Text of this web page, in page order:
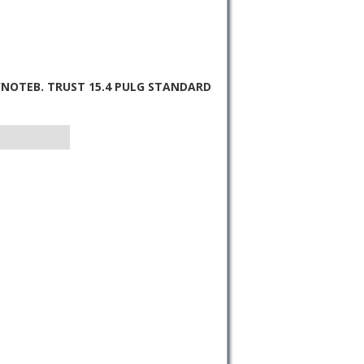
TRUST 15.4 PULG STANDARD